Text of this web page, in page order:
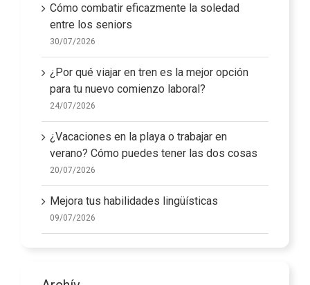
Cómo combatir eficazmente la soledad
entre los seniors
30/07/2026
¿Por qué viajar en tren es la mejor opción
para tu nuevo comienzo laboral?
24/07/2026
¿Vacaciones en la playa o trabajar en
verano? Cómo puedes tener las dos cosas
20/07/2026
Mejora tus habilidades lingüísticas
09/07/2026